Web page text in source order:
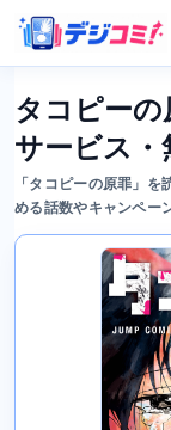
タコピー
サービス・
「タコピーの原罪」
める話数やキャンペー